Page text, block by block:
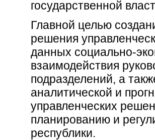
государственной
Главной целью
решения
данных социально-
взаимодействия
подразделений, а
аналитической и
управленческих
планированию и
республики.